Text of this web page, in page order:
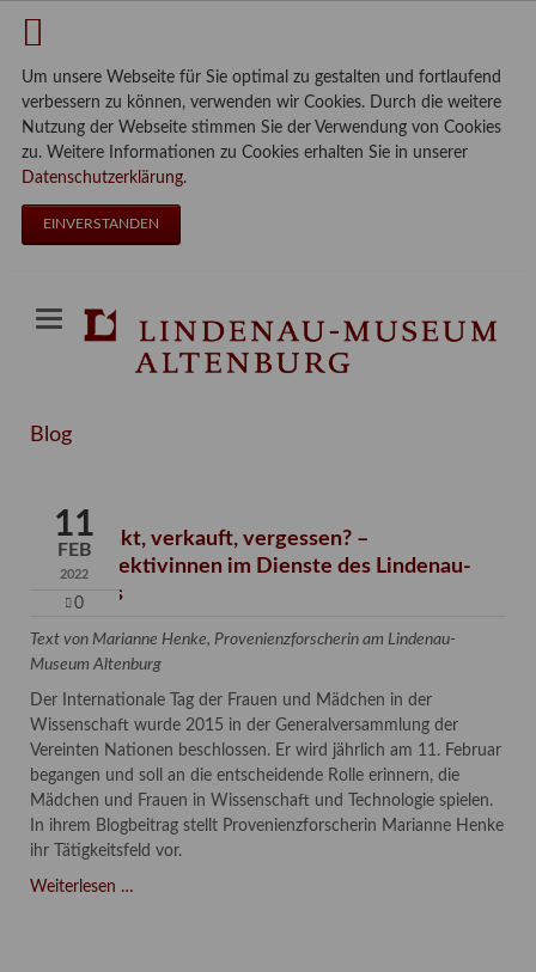
Um unsere Webseite für Sie optimal zu gestalten und fortlaufend
verbessern zu können, verwenden wir Cookies. Durch die weitere
Nutzung der Webseite stimmen Sie der Verwendung von Cookies
zu. Weitere Informationen zu Cookies erhalten Sie in unserer
Datenschutzerklärung.
EINVERSTANDEN
Blog
11
FEB
2022
0
Verschenkt, verkauft, vergessen? –
Kunstdetektivinnen im Dienste des Lindenau-
Museums
Text von Marianne Henke, Provenienzforscherin am Lindenau-
Museum Altenburg
Der Internationale Tag der Frauen und Mädchen in der
Wissenschaft wurde 2015 in der Generalversammlung der
Vereinten Nationen beschlossen. Er wird jährlich am 11. Februar
begangen und soll an die entscheidende Rolle erinnern, die
Mädchen und Frauen in Wissenschaft und Technologie spielen.
In ihrem Blogbeitrag stellt Provenienzforscherin Marianne Henke
ihr Tätigkeitsfeld vor.
Weiterlesen …